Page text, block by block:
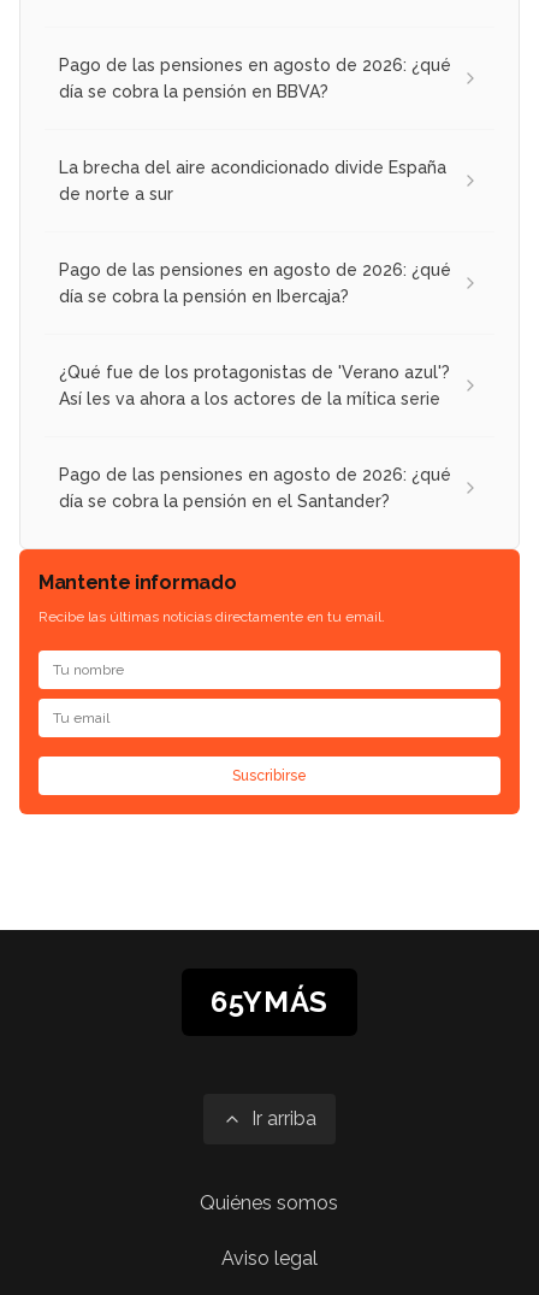
Pago de las pensiones en agosto de 2026: ¿qué
día se cobra la pensión en BBVA?
La brecha del aire acondicionado divide España
de norte a sur
Pago de las pensiones en agosto de 2026: ¿qué
día se cobra la pensión en Ibercaja?
¿Qué fue de los protagonistas de 'Verano azul'?
Así les va ahora a los actores de la mítica serie
Pago de las pensiones en agosto de 2026: ¿qué
día se cobra la pensión en el Santander?
Mantente informado
Recibe las últimas noticias directamente en tu email.
Suscribirse
65YMÁS
Ir arriba
Quiénes somos
Aviso legal